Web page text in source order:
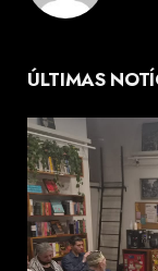
ÚLTIMAS